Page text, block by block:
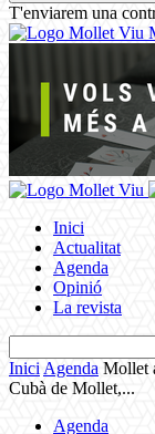
T'enviarem una
Inici
Actualitat
Agenda
Opinió
La revista
Inici Agenda Mollet
Cubà de Mollet,...
Agenda